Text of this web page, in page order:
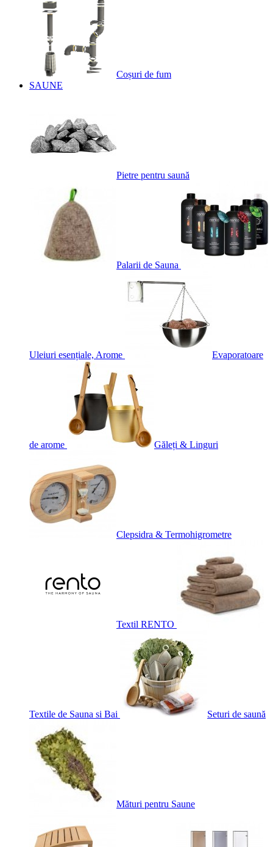
Coșuri de fum
SAUNE
Pietre pentru saună
Palarii de Sauna
Uleiuri esențiale, Arome Evaporatoare
de arome Găleți & Linguri
Clepsidra & Termohigrometre
Textil RENTO
Textile de Sauna si Bai Seturi de saună
Mături pentru Saune